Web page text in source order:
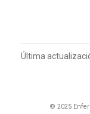
Última
© 2025